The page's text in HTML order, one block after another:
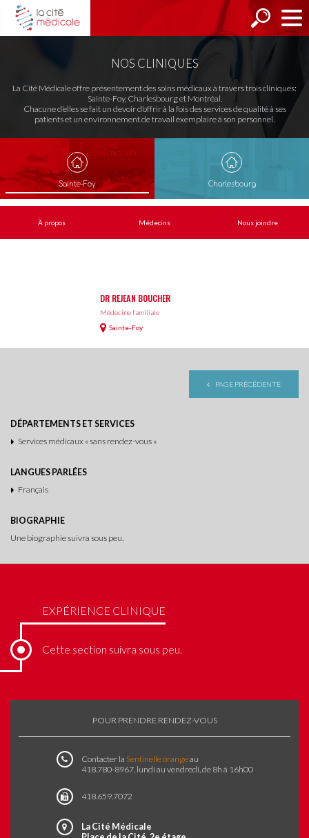
NOS CLINIQUES
La Cité Médicale offre présentement des soins médicaux à travers trois cliniques:
Sainte-Foy, Charlesbourg et Montréal.
Chacune d’elles se fait un devoir d’offrir à la fois des services de qualité à ses
patients et un environnement de travail exemplaire à son personnel.
Sainte-Foy Charlesbourg
À propos Médecins Nous joindre
DR RÉJEAN BOUCHER
Médecine familiale
Sainte-Foy
PAGE PRÉCÉDENTE
DÉPARTEMENTS ET SERVICES
Services médicaux « sans rendez-vous »
LANGUES PARLÉES
Français
BIOGRAPHIE
Une biographie suivra sous peu.
EXPÉRIENCE CLINIQUE
Cette section suivra sous peu.
POUR PRENDRE RENDEZ-VOUS
Contacter la Sentinelle orangeau
418.780-8967, lundi au vendredi, de 8h à 16h00
418.659.7072
La Cité Médicale